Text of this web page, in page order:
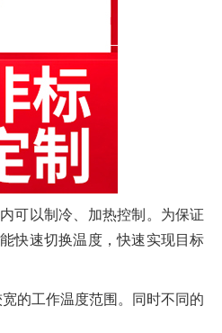
可以制冷、加热控制。为保证
快速切换温度，快速实现目标
的工作温度范围。同时不同的